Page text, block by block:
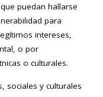
puedan hallarse
para
intereses,
o por
o culturales.
sociales y culturales